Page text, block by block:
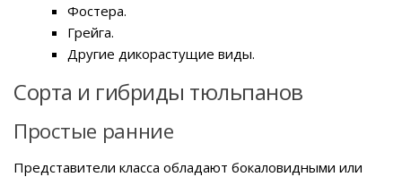
Фостера.
Грейга.
Другие дикорастущие виды.
Сорта и гибриды тюльпанов
Простые ранние
Представители класса обладают бокаловидными или